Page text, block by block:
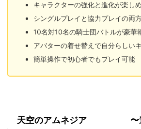
キャラクターの強化と進化が楽し
シングルプレイと協力プレイの両
10名対10名の騎士団バトルが豪華
アバターの着せ替えで自分らしい
簡単操作で初心者でもプレイ可能
天空のアムネジア 〜進